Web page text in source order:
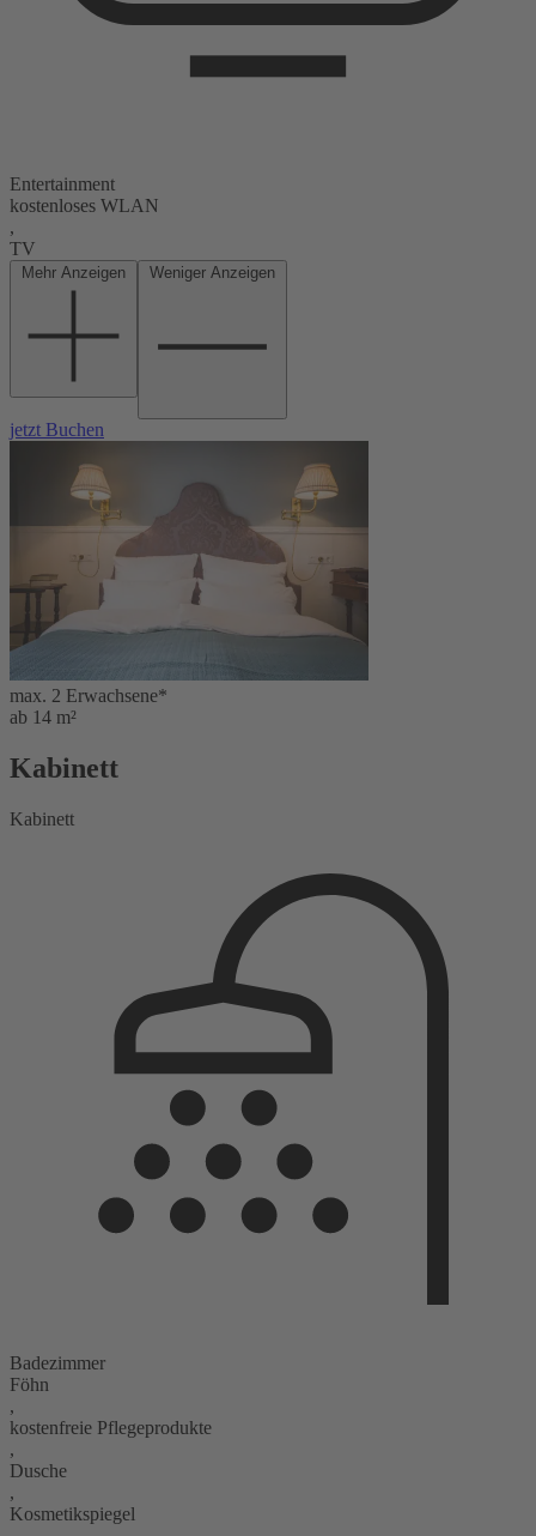
Entertainment
kostenloses WLAN
,
TV
jetzt Buchen
max. 2 Erwachsene*
ab 14 m²
Kabinett
Kabinett
Badezimmer
Föhn
,
kostenfreie Pflegeprodukte
,
Dusche
,
Kosmetikspiegel